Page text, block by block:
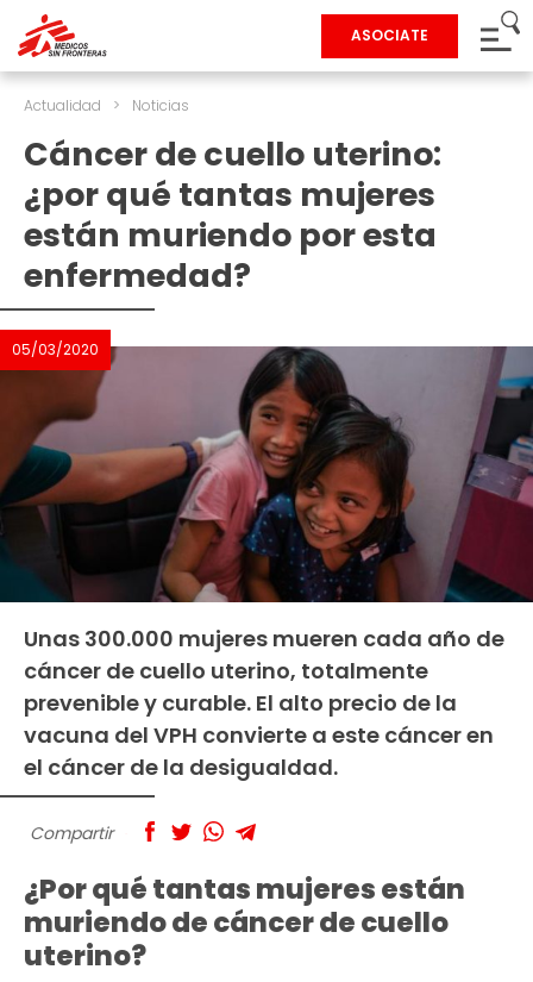
ASOCIATE
Actualidad > Noticias
Cáncer de cuello uterino:
¿por qué tantas mujeres
están muriendo por esta
enfermedad?
05/03/2020
Unas 300.000 mujeres mueren cada año de
cáncer de cuello uterino, totalmente
prevenible y curable. El alto precio de la
vacuna del VPH convierte a este cáncer en
el cáncer de la desigualdad.
Compartir
¿Por qué tantas mujeres están
muriendo de cáncer de cuello
uterino?